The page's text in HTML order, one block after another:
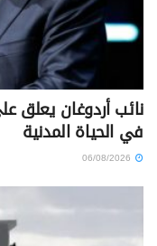
نائب أردوغان يعلق
في الحياة المدنية